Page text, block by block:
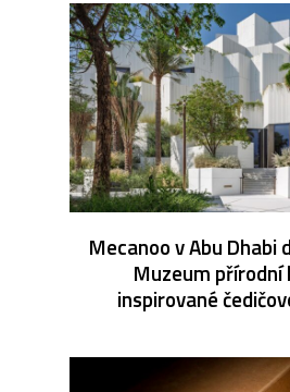
Mecanoo v Abu Dhabi
Muzeum
inspirované